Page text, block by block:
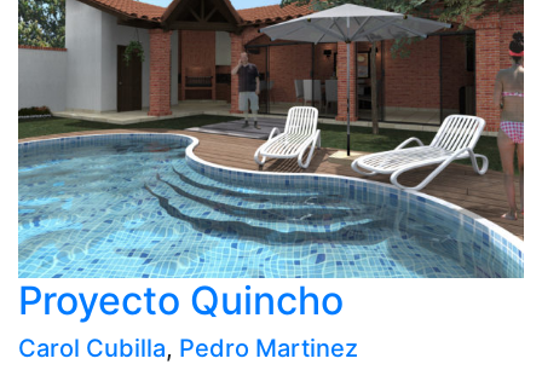
Proyecto Quincho
Carol Cubilla, Pedro Martinez